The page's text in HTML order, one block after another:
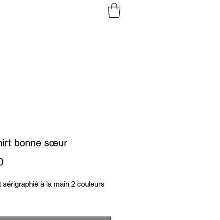
bonne sœur
Prix
sérigraphié à la main 2 couleurs